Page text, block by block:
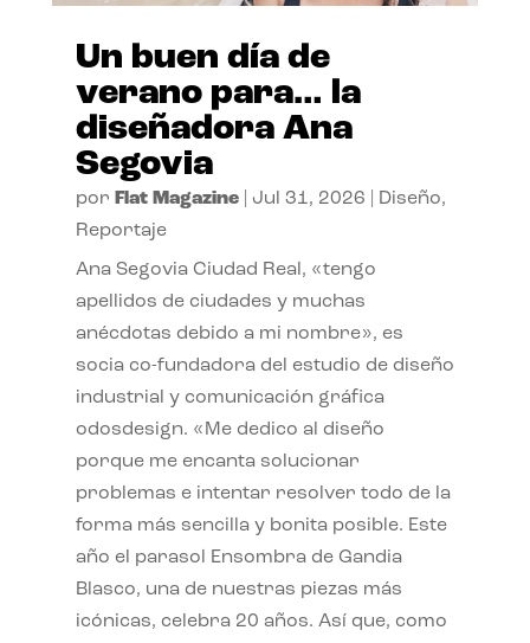
Un buen día de
verano para… la
diseñadora Ana
Segovia
por Flat Magazine| Jul 31, 2026 Diseño,
Reportaje
Ana Segovia Ciudad Real, «tengo
apellidos de ciudades y muchas
anécdotas debido a mi nombre», es
socia co-fundadora del estudio de diseño
industrial y comunicación gráfica
odosdesign. «Me dedico al diseño
porque me encanta solucionar
problemas e intentar resolver todo de la
forma más sencilla y bonita posible. Este
año el parasol Ensombra de Gandia
Blasco, una de nuestras piezas más
icónicas, celebra 20 años. Así que, como